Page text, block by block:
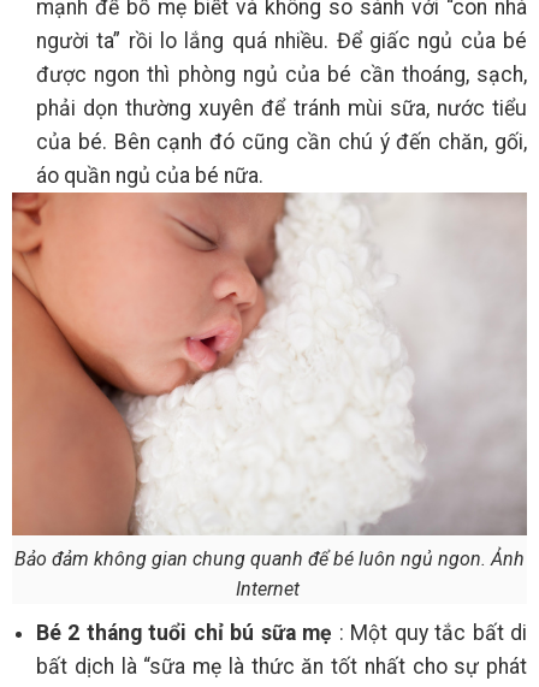
mạnh để bố mẹ biết và không so sánh với “con nhà
người ta” rồi lo lắng quá nhiều. Để giấc ngủ của bé
được ngon thì phòng ngủ của bé cần thoáng, sạch,
phải dọn thường xuyên để tránh mùi sữa, nước tiểu
của bé. Bên cạnh đó cũng cần chú ý đến chăn, gối,
áo quần ngủ của bé nữa.
Bảo đảm không gian chung quanh để bé luôn ngủ ngon. Ảnh
Internet
Bé 2 tháng tuổi chỉ bú sữa mẹ : Một quy tắc bất di
bất dịch là “sữa mẹ là thức ăn tốt nhất cho sự phát